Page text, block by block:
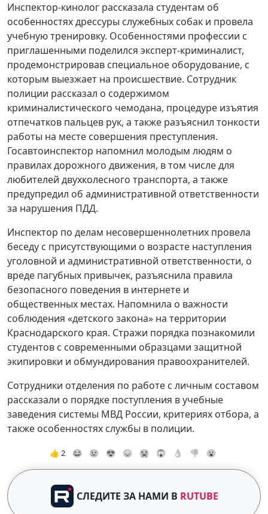
Инспектор-кинолог рассказала студентам об
особенностях дрессуры служебных собак и провела
учебную тренировку. Особенностями профессии с
приглашенными поделился эксперт-криминалист,
продемонстрировав специальное оборудование, с
которым выезжает на происшествие. Сотрудник
полиции рассказал о содержимом
криминалистического чемодана, процедуре изъятия
отпечатков пальцев рук, а также разъяснил тонкости
работы на месте совершения преступления.
Госавтоинспектор напомнил молодым людям о
правилах дорожного движения, в том числе для
любителей двухколесного транспорта, а также
предупредил об административной ответственности
за нарушения ПДД.
Инспектор по делам несовершеннолетних провела
беседу с присутствующими о возрасте наступления
уголовной и административной ответственности, о
вреде пагубных привычек, разъяснила правила
безопасного поведения в интернете и
общественных местах. Напомнила о важности
соблюдения «детского закона» на территории
Краснодарского края. Стражи порядка познакомили
студентов с современными образцами защитной
экипировки и обмундирования правоохранителей.
Сотрудники отделения по работе с личным составом
рассказали о порядке поступления в учебные
заведения системы МВД России, критериях отбора, а
также особенностях службы в полиции.
👍 2 😂 😢 😍 😞 😭 😱 👌 👎 😮
СЛЕДИТЕ ЗА НАМИ В RUTUBE